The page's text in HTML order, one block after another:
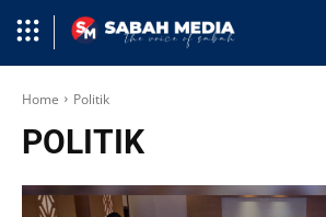
Home Politik
POLITIK